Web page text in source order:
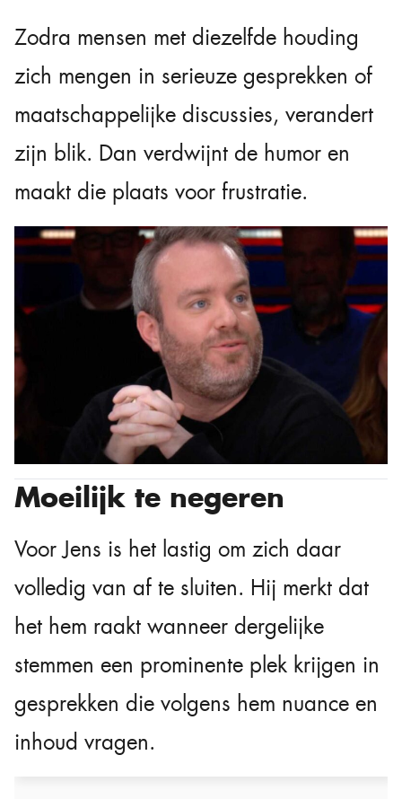
Zodra mensen met diezelfde houding
zich mengen in serieuze gesprekken of
maatschappelijke discussies, verandert
zijn blik. Dan verdwijnt de humor en
maakt die plaats voor frustratie.
Moeilijk te negeren
Voor Jens is het lastig om zich daar
volledig van af te sluiten. Hij merkt dat
het hem raakt wanneer dergelijke
stemmen een prominente plek krijgen in
gesprekken die volgens hem nuance en
inhoud vragen.